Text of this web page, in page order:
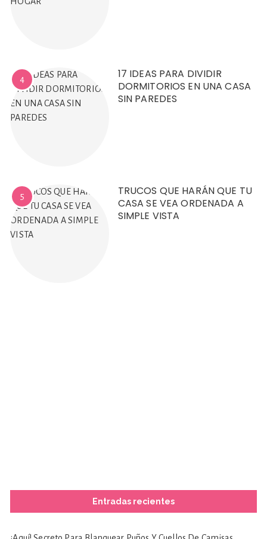
4
17 IDEAS PARA DIVIDIR
DORMITORIOS EN UNA CASA
SIN PAREDES
5
TRUCOS QUE HARÁN QUE TU
CASA SE VEA ORDENADA A
SIMPLE VISTA
Entradas recientes